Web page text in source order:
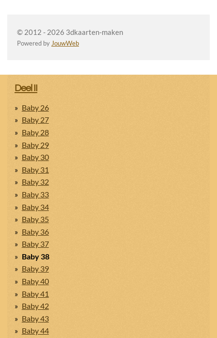
© 2012 - 2026 3dkaarten-maken
Powered by JouwWeb
Deel II
Baby 26
Baby 27
Baby 28
Baby 29
Baby 30
Baby 31
Baby 32
Baby 33
Baby 34
Baby 35
Baby 36
Baby 37
Baby 38
Baby 39
Baby 40
Baby 41
Baby 42
Baby 43
Baby 44